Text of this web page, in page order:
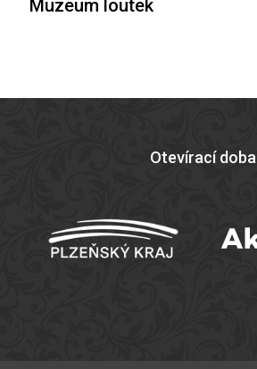
Muzeum loutek
Otevírací doba